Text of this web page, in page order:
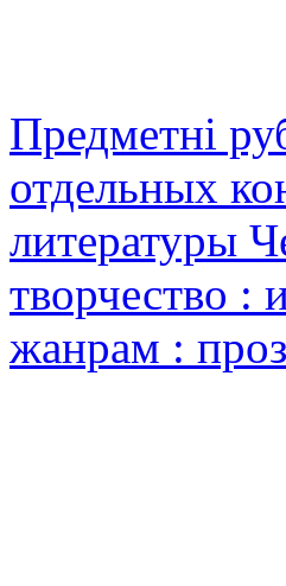
Предметні
отдельных
литературы
творчество :
жанрам :